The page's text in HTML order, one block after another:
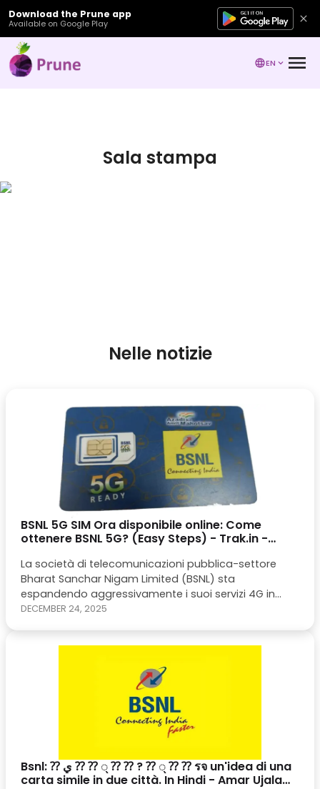
Download the Prune app
Available on Google Play
EN
Sala stampa
Nelle notizie
BSNL 5G SIM Ora disponibile online: Come
ottenere BSNL 5G? (Easy Steps) - Trak.in -
La società di telecomunicazioni pubblica-settore
Bharat Sanchar Nigam Limited (BSNL) sta
espandendo aggressivamente i suoi servizi 4G in
tutta l'India. Il ministro dell'Unione Jyotiraditya Scindia
DECEMBER 24, 2025
Bsnl: ⁇ ي ⁇ ⁇ ् ⁇ ⁇ ? ⁇ ् ⁇ ⁇ รจ un'idea di una
carta simile in due città. In Hindi - Amar Ujala